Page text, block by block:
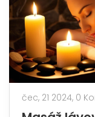
čec, 21 2024, 0